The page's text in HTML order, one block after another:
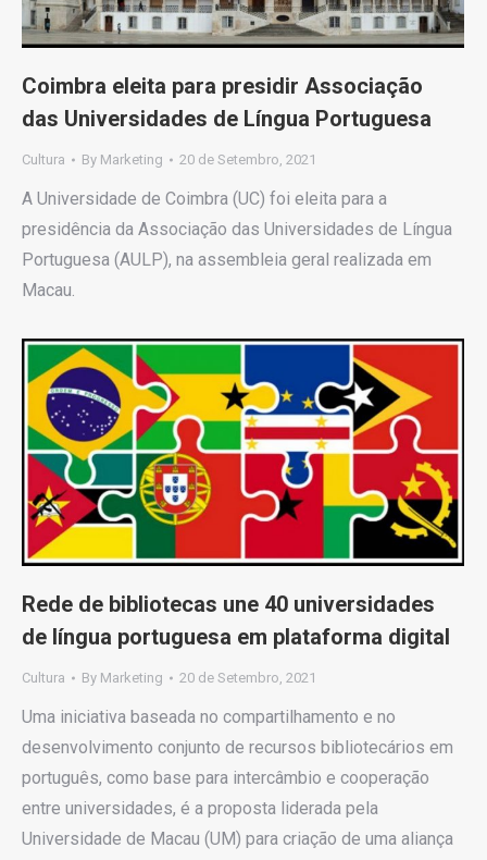
Coimbra eleita para presidir Associação
das Universidades de Língua Portuguesa
Cultura By Marketing 20 de Setembro, 2021
A Universidade de Coimbra (UC) foi eleita para a
presidência da Associação das Universidades de Língua
Portuguesa (AULP), na assembleia geral realizada em
Macau.
Rede de bibliotecas une 40 universidades
de língua portuguesa em plataforma digital
Cultura By Marketing 20 de Setembro, 2021
Uma iniciativa baseada no compartilhamento e no
desenvolvimento conjunto de recursos bibliotecários em
português, como base para intercâmbio e cooperação
entre universidades, é a proposta liderada pela
Universidade de Macau (UM) para criação de uma aliança